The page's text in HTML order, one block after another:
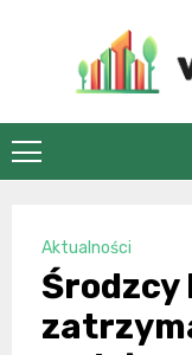
Aktualności